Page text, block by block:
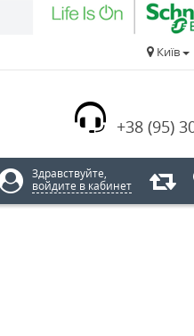
Київ
+38 (95)
Здравствуйте,
войдите в кабинет